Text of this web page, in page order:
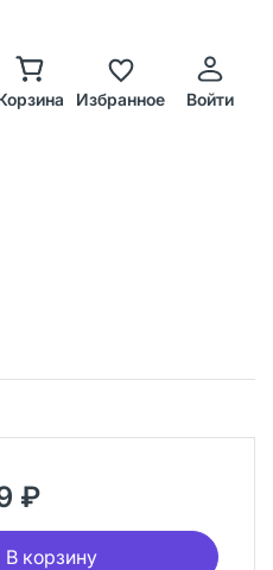
Избранное Войти
₽
В корзину